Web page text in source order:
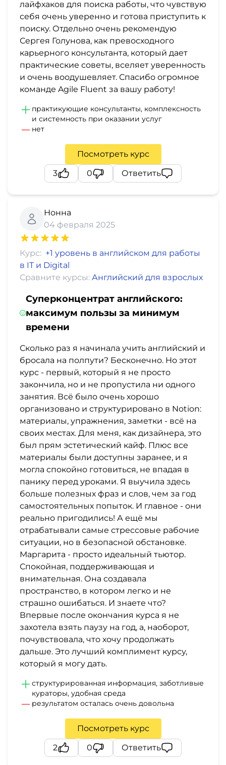
лайфхаков для поиска работы, что чувствую
себя очень уверенно и готова приступить к
поиску. Отдельно очень рекомендую
Сергея Голунова, как превосходного
карьерного консультанта, который дает
практические советы, вселяет уверенность
и очень воодушевляет. Спасибо огромное
команде Agile Fluent за вашу работу!
практикующие консультанты, комплексность
и системность при оказании услуг
нет
Посмотреть курс
3
0 Ответить
Нонна
04 февраля 2025
Курс: +1 уровень в английском для работы
в IT и Digital
Сравните курсы: Английский для взрослых
Суперконцентрат английского:
максимум пользы за минимум
времени
Сколько раз я начинала учить английский и
бросала на полпути? Бесконечно. Но этот
курс - первый, который я не просто
закончила, но и не пропустила ни одного
занятия. Всё было очень хорошо
организовано и структурировано в Notion:
материалы, упражнения, заметки - всё на
своих местах. Для меня, как дизайнера, это
был прям эстетический кайф. Плюс все
материалы были доступны заранее, и я
могла спокойно готовиться, не впадая в
панику перед уроками. Я выучила здесь
больше полезных фраз и слов, чем за год
самостоятельных попыток. И главное - они
реально пригодились! А ещё мы
отрабатывали самые стрессовые рабочие
ситуации, но в безопасной обстановке.
Маргарита - просто идеальный тьютор.
Спокойная, поддерживающая и
внимательная. Она создавала
пространство, в котором легко и не
страшно ошибаться. И знаете что?
Впервые после окончания курса я не
захотела взять паузу на год, а, наоборот,
почувствовала, что хочу продолжать
дальше. Это лучший комплимент курсу,
который я могу дать.
структурированная информация, заботливые
кураторы, удобная среда
результатом осталась очень довольна
Посмотреть курс
2
0 Ответить